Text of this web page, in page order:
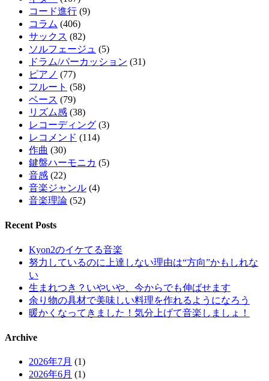
コード進行 (9)
コラム (406)
サックス (82)
ソルフェージュ (5)
ドラム/パーカッション (31)
ピアノ (77)
フルート (58)
ベース (79)
リズム感 (38)
レコーディング (3)
レコメンド (114)
作曲 (30)
鍵盤ハーモニカ (5)
音感 (22)
音楽ジャンル (4)
音楽理論 (52)
Recent Posts
Kyon2のイケてる音楽
努力しているのに上達しない理由は“方向”かもしれな
い
生まれつき？いやいや、今からでも伸ばせます
余り物の具材で美味しい料理を作れるようになろう
暖かくなってきました！気分上げて音楽しましょ！
Archive
2026年7月 (1)
2026年6月 (1)